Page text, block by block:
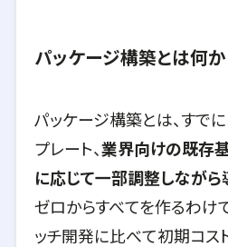
パッケージ構築とは何か
パッケージ構築とは、すで
プレート、業界向けの既存
に応じて一部調整しながら
ゼロからすべてを作るわけ
ッチ開発に比べて初期コス